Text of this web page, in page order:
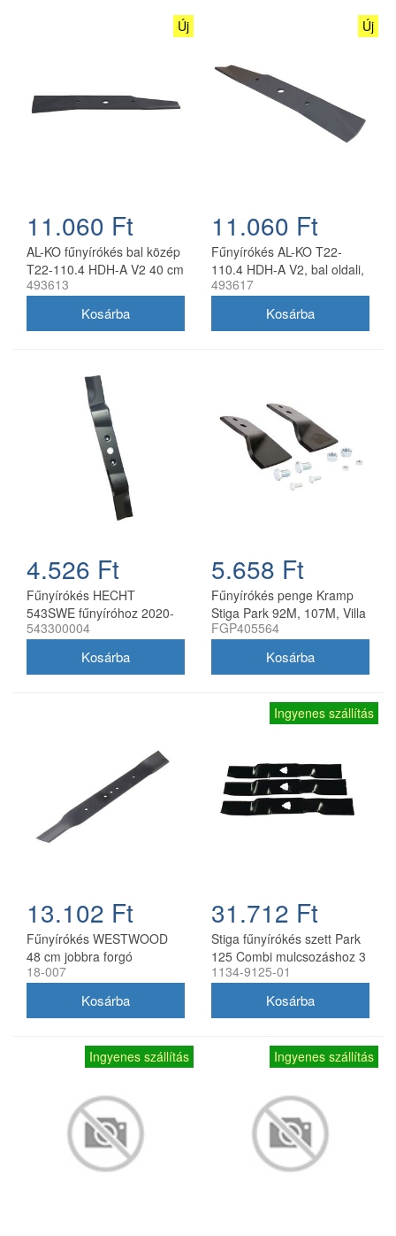
Új
11.060 Ft
AL-KO fűnyírókés bal közép
T22-110.4 HDH-A V2 40 cm
493613
Új
11.060 Ft
Fűnyírókés AL-KO T22-
110.4 HDH-A V2, bal oldali,
40 cm
493617
4.526 Ft
Fűnyírókés HECHT
543SWE fűnyíróhoz 2020-
21
543300004
5.658 Ft
Fűnyírókés penge Kramp
Stiga Park 92M, 107M, Villa
92M, 107M 170 mm
FGP405564
13.102 Ft
Fűnyírókés WESTWOOD
48 cm jobbra forgó
18-007
Ingyenes szállítás
31.712 Ft
Stiga fűnyírókés szett Park
125 Combi mulcsozáshoz 3
db
1134-9125-01
Ingyenes szállítás Ingyenes szállítás